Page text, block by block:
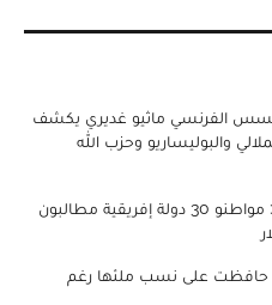
الفرنسي ماثيو غديري يكشف
والبوليساريو وحزب الله
تأشيرة الدخول للولايات المتحدة: مواطنو 30 دولة إفريقية مطالبون
حافظت على نسب ملئها رغم